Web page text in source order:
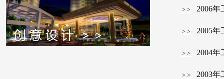
2006年
2005年
2004年
2003年